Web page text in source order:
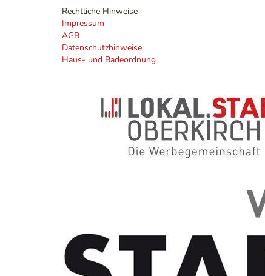
Rechtliche Hinweise
Impressum
AGB
Datenschutzhinweise
Haus- und Badeordnung